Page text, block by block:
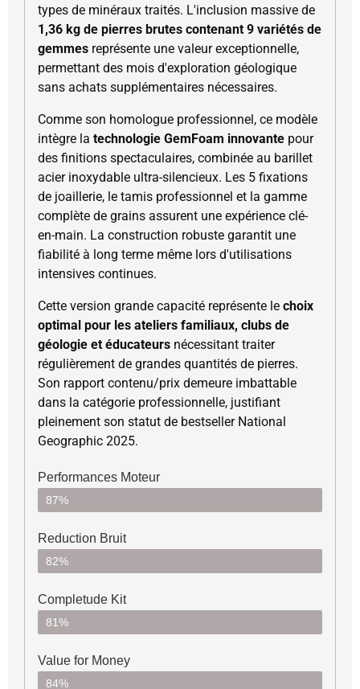
types de minéraux traités. L'inclusion massive de
1,36 kg de pierres brutes contenant 9 variétés de
gemmes représente une valeur exceptionnelle,
permettant des mois d'exploration géologique
sans achats supplémentaires nécessaires.
Comme son homologue professionnel, ce modèle
intègre la technologie GemFoam innovante pour
des finitions spectaculaires, combinée au barillet
acier inoxydable ultra-silencieux. Les 5 fixations
de joaillerie, le tamis professionnel et la gamme
complète de grains assurent une expérience clé-
en-main. La construction robuste garantit une
fiabilité à long terme même lors d'utilisations
intensives continues.
Cette version grande capacité représente le choix
optimal pour les ateliers familiaux, clubs de
géologie et éducateurs nécessitant traiter
régulièrement de grandes quantités de pierres.
Son rapport contenu/prix demeure imbattable
dans la catégorie professionnelle, justifiant
pleinement son statut de bestseller National
Geographic 2025.
Performances Moteur
87%
Reduction Bruit
82%
Completude Kit
81%
Value for Money
84%